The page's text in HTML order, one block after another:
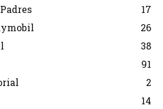
17
26
38
91
2
14